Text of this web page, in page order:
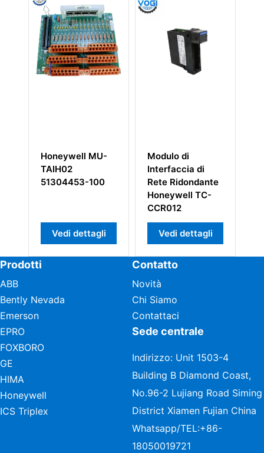
Honeywell MU-
TAIH02
51304453-100
Vedi dettagli
Modulo di
Interfaccia di
Rete Ridondante
Honeywell TC-
CCR012
Vedi dettagli
Prodotti
ABB
Bently Nevada
Emerson
EPRO
FOXBORO
GE
HIMA
Honeywell
ICS Triplex
Contatto
Novità
Chi Siamo
Contattaci
Sede centrale
Indirizzo: Unit 1503-4
Building B Diamond Coast,
No.96-2 Lujiang Road Siming
District Xiamen Fujian China
Whatsapp/TEL:+86-
18050019721